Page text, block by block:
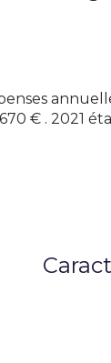
€ . 2021